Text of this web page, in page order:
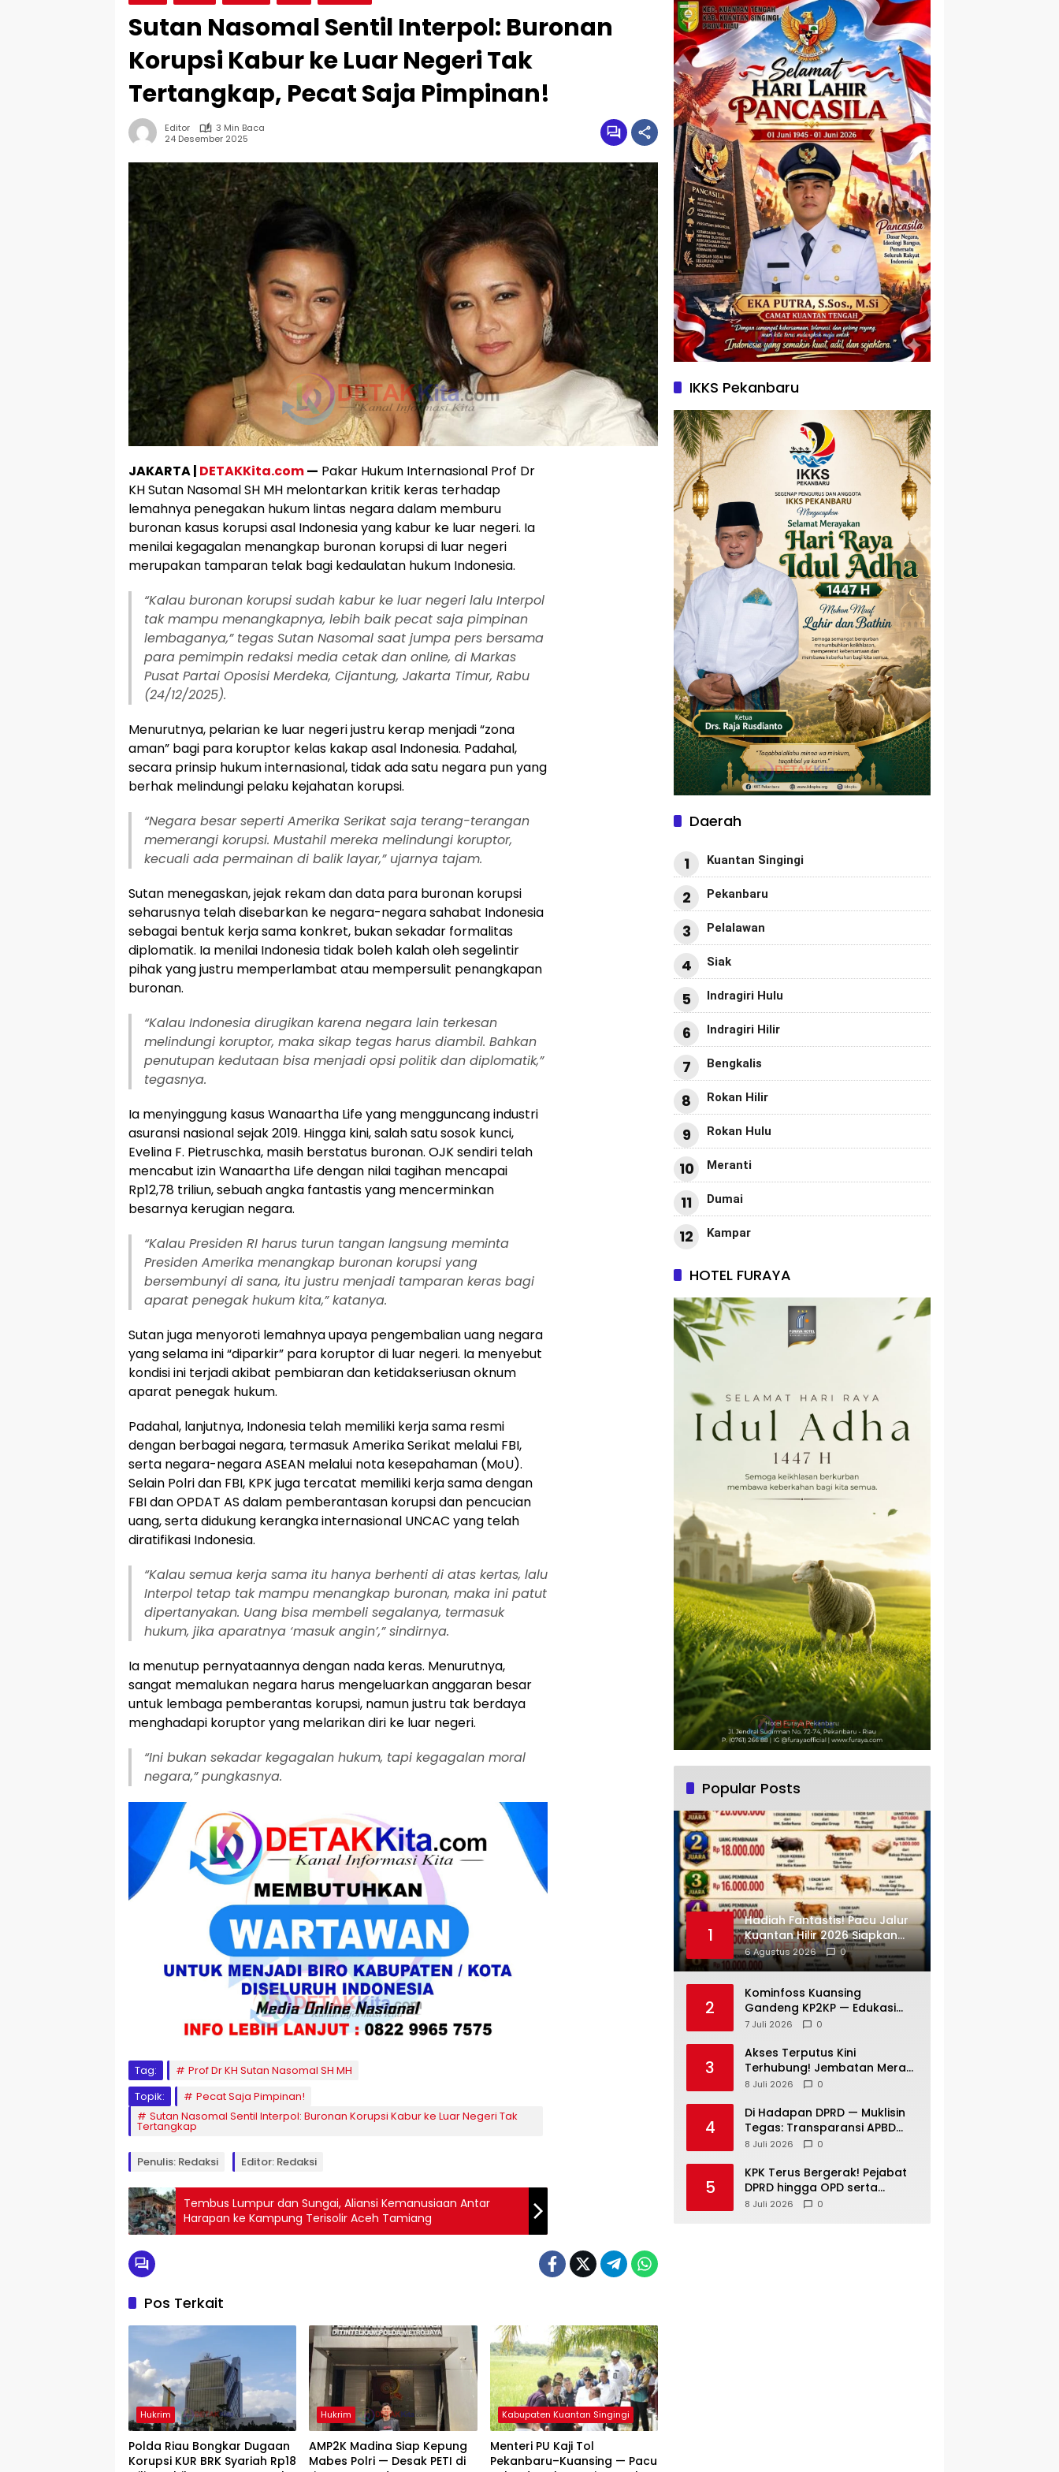
Sutan Nasomal Sentil Interpol: Buronan
Korupsi Kabur ke Luar Negeri Tak
Tertangkap, Pecat Saja Pimpinan!
Editor
3 Min Baca
24 Desember 2025
JAKARTA | DETAKKita.com— Pakar Hukum Internasional Prof Dr
KH Sutan Nasomal SH MH melontarkan kritik keras terhadap
lemahnya penegakan hukum lintas negara dalam memburu
buronan kasus korupsi asal Indonesia yang kabur ke luar negeri. Ia
menilai kegagalan menangkap buronan korupsi di luar negeri
merupakan tamparan telak bagi kedaulatan hukum Indonesia.
“Kalau buronan korupsi sudah kabur ke luar negeri lalu Interpol
tak mampu menangkapnya, lebih baik pecat saja pimpinan
lembaganya,” tegas Sutan Nasomal saat jumpa pers bersama
para pemimpin redaksi media cetak dan online, di Markas
Pusat Partai Oposisi Merdeka, Cijantung, Jakarta Timur, Rabu
(24/12/2025).
Menurutnya, pelarian ke luar negeri justru kerap menjadi “zona
aman” bagi para koruptor kelas kakap asal Indonesia. Padahal,
secara prinsip hukum internasional, tidak ada satu negara pun yang
berhak melindungi pelaku kejahatan korupsi.
“Negara besar seperti Amerika Serikat saja terang-terangan
memerangi korupsi. Mustahil mereka melindungi koruptor,
kecuali ada permainan di balik layar,” ujarnya tajam.
Sutan menegaskan, jejak rekam dan data para buronan korupsi
seharusnya telah disebarkan ke negara-negara sahabat Indonesia
sebagai bentuk kerja sama konkret, bukan sekadar formalitas
diplomatik. Ia menilai Indonesia tidak boleh kalah oleh segelintir
pihak yang justru memperlambat atau mempersulit penangkapan
buronan.
“Kalau Indonesia dirugikan karena negara lain terkesan
melindungi koruptor, maka sikap tegas harus diambil. Bahkan
penutupan kedutaan bisa menjadi opsi politik dan diplomatik,”
tegasnya.
Ia menyinggung kasus Wanaartha Life yang mengguncang industri
asuransi nasional sejak 2019. Hingga kini, salah satu sosok kunci,
Evelina F. Pietruschka, masih berstatus buronan. OJK sendiri telah
mencabut izin Wanaartha Life dengan nilai tagihan mencapai
Rp12,78 triliun, sebuah angka fantastis yang mencerminkan
besarnya kerugian negara.
“Kalau Presiden RI harus turun tangan langsung meminta
Presiden Amerika menangkap buronan korupsi yang
bersembunyi di sana, itu justru menjadi tamparan keras bagi
aparat penegak hukum kita,” katanya.
Sutan juga menyoroti lemahnya upaya pengembalian uang negara
yang selama ini “diparkir” para koruptor di luar negeri. Ia menyebut
kondisi ini terjadi akibat pembiaran dan ketidakseriusan oknum
aparat penegak hukum.
Padahal, lanjutnya, Indonesia telah memiliki kerja sama resmi
dengan berbagai negara, termasuk Amerika Serikat melalui FBI,
serta negara-negara ASEAN melalui nota kesepahaman (MoU).
Selain Polri dan FBI, KPK juga tercatat memiliki kerja sama dengan
FBI dan OPDAT AS dalam pemberantasan korupsi dan pencucian
uang, serta didukung kerangka internasional UNCAC yang telah
diratifikasi Indonesia.
“Kalau semua kerja sama itu hanya berhenti di atas kertas, lalu
Interpol tetap tak mampu menangkap buronan, maka ini patut
dipertanyakan. Uang bisa membeli segalanya, termasuk
hukum, jika aparatnya ‘masuk angin’,” sindirnya.
Ia menutup pernyataannya dengan nada keras. Menurutnya,
sangat memalukan negara harus mengeluarkan anggaran besar
untuk lembaga pemberantas korupsi, namun justru tak berdaya
menghadapi koruptor yang melarikan diri ke luar negeri.
“Ini bukan sekadar kegagalan hukum, tapi kegagalan moral
negara,” pungkasnya.
Tag:
Prof Dr KH Sutan Nasomal SH MH
Topik:
Pecat Saja Pimpinan!
Sutan Nasomal Sentil Interpol: Buronan Korupsi Kabur ke Luar Negeri Tak
Tertangkap
Penulis: Redaksi Editor: Redaksi
Tembus Lumpur dan Sungai, Aliansi Kemanusiaan Antar
Harapan ke Kampung Terisolir Aceh Tamiang
Pos Terkait
Hukrim
Polda Riau Bongkar Dugaan
Korupsi KUR BRK Syariah Rp18
Hukrim
AMP2K Madina Siap Kepung
Mabes Polri — Desak PETI di
Kabupaten Kuantan Singingi
Menteri PU Kaji Tol
Pekanbaru–Kuansing — Pacu
IKKS Pekanbaru
Daerah
1 Kuantan Singingi
2 Pekanbaru
3 Pelalawan
4 Siak
5 Indragiri Hulu
6 Indragiri Hilir
7 Bengkalis
8 Rokan Hilir
9 Rokan Hulu
10 Meranti
11 Dumai
12 Kampar
HOTEL FURAYA
Popular Posts
1
Hadiah Fantastis! Pacu Jalur
Kuantan Hilir 2026 Siapkan
Bonus Kerbau — Sapi —
Kambing dan Puluhan Juta
6 Agustus 2026 0
2
Kominfoss Kuansing
Gandeng KP2KP — Edukasi
Pajak Siap Menjangkau
7 Juli 2026 0
3
Akses Terputus Kini
Terhubung! Jembatan Merah
Putih Presisi di Jaya Kopah
Pembangunan Tak Sekadar
Janji
8 Juli 2026 0
4
Di Hadapan DPRD — Muklisin
Tegas: Transparansi APBD
Tak Boleh Hanya Jadi Slogan!
8 Juli 2026 0
5
KPK Terus Bergerak! Pejabat
DPRD hingga OPD serta
Camat di Kuansing Diperiksa
8 Juli 2026 0